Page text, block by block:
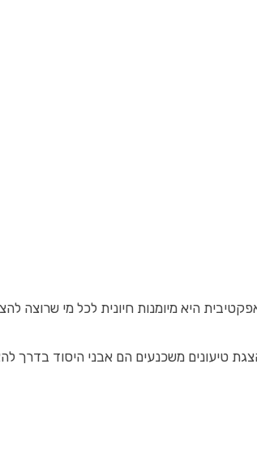
לכל מי שרוצה להצליח בקידום מותג, מוצר או
משכנעים הם אבני היסוד בדרך